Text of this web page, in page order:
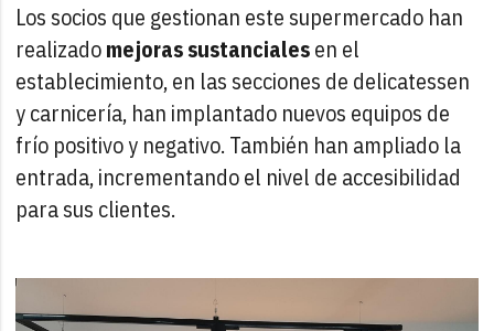
Los socios que gestionan este supermercado han
realizadomejoras sustancialesen el
establecimiento, en las secciones de delicatessen
y carnicería, han implantado nuevos equipos de
frío positivo y negativo. También han ampliado la
entrada, incrementando el nivel de accesibilidad
para sus clientes.